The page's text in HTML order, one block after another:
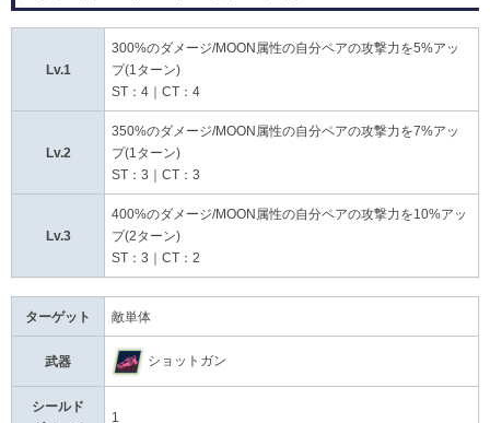
Lv.1
300%のダメージ/MOON属性の自分ペアの攻撃力を5%アッ
プ(1ターン)
ST：4｜CT：4
Lv.2
350%のダメージ/MOON属性の自分ペアの攻撃力を7%アッ
プ(1ターン)
ST：3｜CT：3
Lv.3
400%のダメージ/MOON属性の自分ペアの攻撃力を10%アッ
プ(2ターン)
ST：3｜CT：2
ターゲット 敵単体
武器 ショットガン
シールド
1